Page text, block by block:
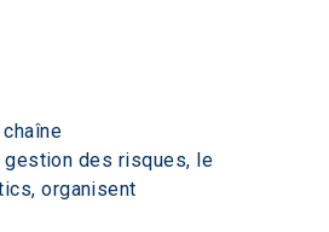
gestion des risques, le
organisent